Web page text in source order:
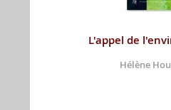
L'appel de
Hélène